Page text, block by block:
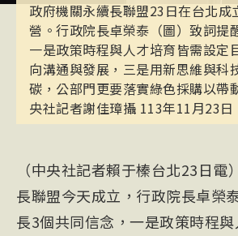
政府機關永續長聯盟23日在台北成
營。行政院長卓榮泰（圖）致詞提
一是政策時程與人才培育皆需設定
向溝通與發展，三是用新思維與科
碳，公部門更要落實綠色採購以帶
央社記者謝佳璋攝 113年11月23日
（中央社記者賴于榛台北23日電
長聯盟今天成立，行政院長卓榮
長3個共同信念，一是政策時程